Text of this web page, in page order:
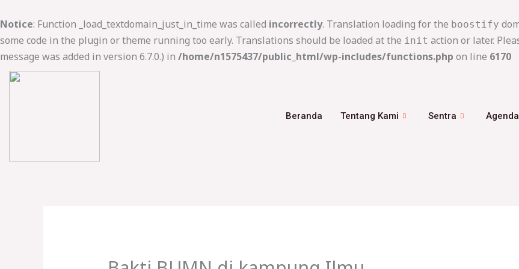
Notice: Function _load_textdomain_just_in_time was called incorrectly. Translation loading for the boostify
some code in the plugin or theme running too early. Translations should be loaded at the init action or later.
message was added in version 6.7.0.) in /home/n1575437/public_html/wp-includes/functions.php on line 6170
ke
konten
Beranda Tentang Kami Sentra Agenda